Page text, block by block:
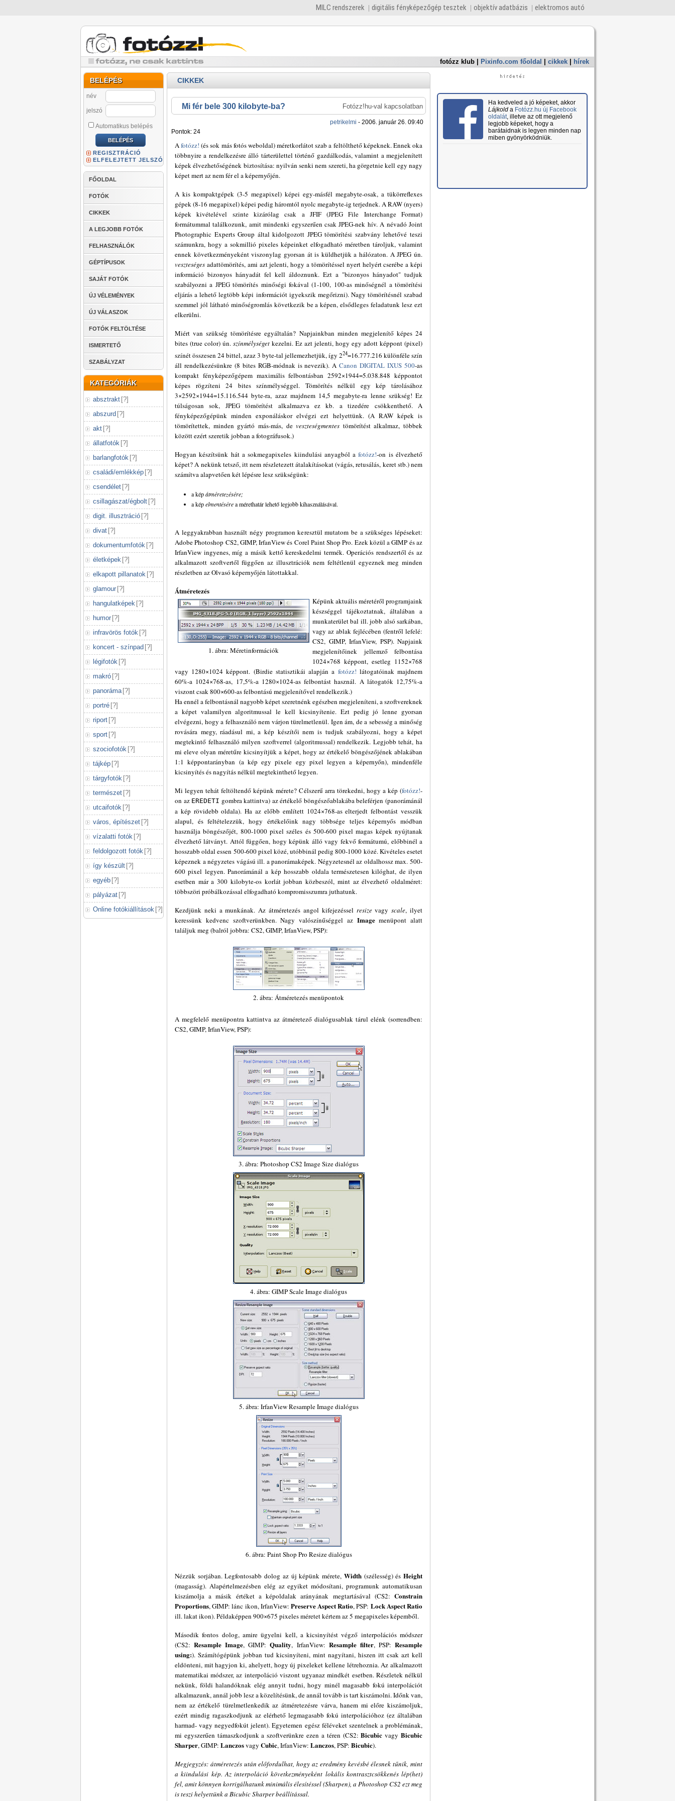
MILC rendszerek digitális fényképezőgép tesztek objektív adatbázis elektromos autó
fotózz klub Pixinfo.com főoldal cikkek hírek
BELÉPÉS
név
jelszó
Automatikus belépés
REGISZTRÁCIÓ
ELFELEJTETT JELSZÓ
FŐOLDAL
FOTÓK
CIKKEK
A LEGJOBB FOTÓK
FELHASZNÁLÓK
GÉPTÍPUSOK
SAJÁT FOTÓK
ÚJ VÉLEMÉNYEK
ÚJ VÁLASZOK
FOTÓK FELTÖLTÉSE
ISMERTETŐ
SZABÁLYZAT
KATEGÓRIÁK
absztrakt [?]
abszurd [?]
akt [?]
állatfotók [?]
barlangfotók [?]
családi/emlékkép [?]
csendélet [?]
csillagászat/égbolt [?]
digit. illusztráció [?]
divat [?]
dokumentumfotók [?]
életképek [?]
elkapott pillanatok [?]
glamour [?]
hangulatképek [?]
humor [?]
infravörös fotók [?]
koncert - színpad [?]
légifotók [?]
makró [?]
panoráma [?]
portré [?]
riport [?]
sport [?]
szociofotók [?]
tájkép [?]
tárgyfotók [?]
természet [?]
utcaifotók [?]
város, építészet [?]
vízalatti fotók [?]
feldolgozott fotók [?]
így készült [?]
egyéb [?]
pályázat [?]
Online fotókiállítások [?]
CIKKEK
Fotózz!hu-val kapcsolatban
Mi fér bele 300 kilobyte-ba?
petrikelmi - 2006. január 26. 09:40
Pontok: 24
Afotózz! (és sok más fotós weboldal) méretkorlátot szab a feltölthető képeknek. Ennek oka
többnyire a rendelkezésre álló tárterülettel történő gazdálkodás, valamint a megjelenített
képek élvezhetőségének biztosítása: nyilván senki nem szereti, ha görgetnie kell egy nagy
képet mert az nem fér el a képernyőjén.
A kis kompaktgépek (3-5 megapixel) képei egy-másfél megabyte-osak, a tükörreflexes
gépek (8-16 megapixel) képei pedig háromtól nyolc megabyte-ig terjednek. A RAW (nyers)
képek kivételével szinte kizárólag csak a JFIF (JPEG File Interchange Format)
formátummal találkozunk, amit mindenki egyszerűen csak JPEG-nek hív. A névadó Joint
Photographic Experts Group által kidolgozott JPEG tömörítési szabvány lehetővé teszi
számunkra, hogy a sokmillió pixeles képeinket elfogadható méretben tároljuk, valamint
ennek következményeként viszonylag gyorsan át is küldhetjük a hálózaton. A JPEG ún.
veszteséges adattömörítés, ami azt jelenti, hogy a tömörítéssel nyert helyért cserébe a képi
információ bizonyos hányadát fel kell áldoznunk. Ezt a "bizonyos hányadot" tudjuk
szabályozni a JPEG tömörítés minőségi fokával (1-100, 100-as minőségnél a tömörítési
eljárás a lehető legtöbb képi információt igyekszik megőrizni). Nagy tömörítésnél szabad
szemmel jól látható minőségromlás következik be a képen, elsődleges feladatunk lesz ezt
elkerülni.
Miért van szükség tömörítésre egyáltalán? Napjainkban minden megjelenítő képes 24
bites (true color) ún. színmélységet kezelni. Ez azt jelenti, hogy egy adott képpont (pixel)
színét összesen 24 bittel, azaz 3 byte-tal jellemezhetjük, így 224=16.777.216 különféle szín
áll rendelkezésünkre (8 bites RGB-módnak is nevezik). ACanon DIGITAL IXUS 500-as
kompakt fényképezőgépem maximális felbontásban 2592×1944=5.038.848 képpontot
képes rögzíteni 24 bites színmélységgel. Tömörítés nélkül egy kép tárolásához
3×2592×1944=15.116.544 byte-ra, azaz majdnem 14,5 megabyte-ra lenne szükség! Ez
túlságosan sok, JPEG tömörítést alkalmazva ez kb. a tizedére csökkenthető. A
fényképezőgépünk minden exponáláskor elvégzi ezt helyettünk. (A RAW képek is
tömörítettek, minden gyártó más-más, deveszteségmentes tömörítést alkalmaz, többek
között ezért szeretik jobban a fotográfusok.)
Hogyan készítsünk hát a sokmegapixeles kiindulási anyagból afotózz!-on is élvezhető
képet? A nekünk tetsző, itt nem részletezett átalakításokat (vágás, retusálás, keret stb.) nem
számítva alapvetően két lépésre lesz szükségünk:
a képátméretezésére;
a képelmentésérea mérethatár lehető legjobb kihasználásával.
A leggyakrabban használt négy programon keresztül mutatom be a szükséges lépéseket:
Adobe Photoshop CS2, GIMP, IrfanView és Corel Paint Shop Pro. Ezek közül a GIMP és az
IrfanView ingyenes, míg a másik kettő kereskedelmi termék. Operációs rendszertől és az
alkalmazott szoftvertől függően az illusztrációk nem feltétlenül egyeznek meg minden
részletben az Olvasó képernyőjén látottakkal.
Átméretezés
1. ábra: Méretinformációk
Képünk aktuális méretéről programjaink
készséggel tájékoztatnak, általában a
munkaterület bal ill. jobb alsó sarkában,
vagy az ablak fejlécében (fentről lefelé:
CS2, GIMP, IrfanView, PSP). Napjaink
megjelenítőinek jellemző felbontása
1024×768 képpont, esetleg 1152×768
vagy 1280×1024 képpont. (Birdie statisztikái alapján a fotózz! látogatóinak majdnem
60%-a 1024×768-as, 17,5%-a 1280×1024-as felbontást használ. A látogatók 12,75%-a
viszont csak 800×600-as felbontású megjelenítővel rendelkezik.)
Ha ennél a felbontásnál nagyobb képet szeretnénk egészben megjeleníteni, a szoftvereknek
a képet valamilyen algoritmussal le kell kicsinyítenie. Ezt pedig jó lenne gyorsan
elvégezni, hogy a felhasználó nem várjon türelmetlenül. Igen ám, de a sebesség a minőség
rovására megy, ráadásul mi, a kép készítői nem is tudjuk szabályozni, hogy a képet
megtekintő felhasználó milyen szoftverrel (algoritmussal) rendelkezik. Legjobb tehát, ha
mi eleve olyan méretűre kicsinyítjük a képet, hogy az értékelő böngészőjének ablakában
1:1 képpontarányban (a kép egy pixele egy pixel legyen a képernyőn), mindenféle
kicsinyítés és nagyítás nélkül megtekinthető legyen.
Mi legyen tehát feltöltendő képünk mérete? Célszerű arra törekedni, hogy a kép (fotózz!-
on az EREDETI gombra kattintva) az értékelő böngészőablakába beleférjen (panorámánál
a kép rövidebb oldala). Ha az előbb említett 1024×768-as elterjedt felbontást vesszük
alapul, és feltételezzük, hogy értékelőink nagy többsége teljes képernyős módban
használja böngészőjét, 800-1000 pixel széles és 500-600 pixel magas képek nyújtanak
élvezhető látványt. Attól függően, hogy képünk álló vagy fekvő formátumú, előbbinél a
hosszabb oldal essen 500-600 pixel közé, utóbbinál pedig 800-1000 közé. Kivételes esetet
képeznek a négyzetes vágású ill. a panorámaképek. Négyzetesnél az oldalhossz max. 500-
600 pixel legyen. Panorámánál a kép hosszabb oldala természetesen kilóghat, de ilyen
esetben már a 300 kilobyte-os korlát jobban közbeszól, mint az élvezhető oldalméret:
többszöri próbálkozással elfogadható kompromisszumra juthatunk.
Kezdjünk neki a munkának. Az átméretezés angol kifejezéssel resizevagyscale, ilyet
keressünk kedvenc szoftverünkben. Nagy valószínűséggel az Imagemenüpont alatt
találjuk meg (balról jobbra: CS2, GIMP, IrfanView, PSP):
2. ábra: Átméretezés menüpontok
A megfelelő menüpontra kattintva az átméretező dialógusablak tárul elénk (sorrendben:
CS2, GIMP, IrfanView, PSP):
3. ábra: Photoshop CS2 Image Size dialógus
4. ábra: GIMP Scale Image dialógus
5. ábra: IrfanView Resample Image dialógus
6. ábra: Paint Shop Pro Resize dialógus
Nézzük sorjában. Legfontosabb dolog az új képünk mérete, Width(szélesség) ésHeight
(magasság). Alapértelmezésben elég az egyiket módosítani, programunk automatikusan
kiszámolja a másik értéket a képoldalak arányának megtartásával (CS2: Constrain
Proportions, GIMP: lánc ikon, IrfanView: Preserve Aspect Ratio, PSP: Lock Aspect Ratio
ill. lakat ikon). Példaképpen 900×675 pixeles méretet kértem az 5 megapixeles képemből.
Második fontos dolog, amire ügyelni kell, a kicsinyítést végző interpolációs módszer
(CS2:Resample Image, GIMP:Quality, IrfanView: Resample filter, PSP:Resample
using:). Számítógépünk jobban tud kicsinyíteni, mint nagyítani, hiszen itt csak azt kell
eldönteni, mit hagyjon ki, ahelyett, hogy új pixeleket kellene létrehoznia. Az alkalmazott
matematikai módszer, az interpoláció viszont ugyanaz mindkét esetben. Részletek nélkül
nekünk, földi halandóknak elég annyit tudni, hogy minél magasabb fokú interpolációt
alkalmazunk, annál jobb lesz a közelítésünk, de annál tovább is tart kiszámolni. Időnk van,
nem az értékelő türelmetlenkedik az átméretezésre várva, hanem mi előre kiszámoljuk,
ezért mindig ragaszkodjunk az elérhető legmagasabb fokú interpolációhoz (ez általában
harmad- vagy negyedfokút jelent). Egyetemen egész féléveket szentelnek a problémának,
mi egyszerűen támaszkodjunk a szoftverünkre ezen a téren (CS2:Bicubic vagyBicubic
Sharper, GIMP: Lanczosvagy Cubic, IrfanView: Lanczos, PSP: Bicubic).
Megjegyzés: átméretezés után előfordulhat, hogy az eredmény kevésbé élesnek tűnik, mint
a kiindulási kép. Az interpoláció következményeként lokális kontrasztcsökkenés lép(het)
fel, amit könnyen korrigálhatunk minimális élesítéssel (Sharpen), a Photoshop CS2 ezt meg
is teszi helyettünk a Bicubic Sharper beállítással.
Ha kedveled a jó képeket, akkor
Lájkolda Fotózz.hu új Facebook
oldalát, illetve az ott megjelenő
legjobb képeket, hogy a
barátaidnak is legyen minden nap
miben gyönyörködniük.